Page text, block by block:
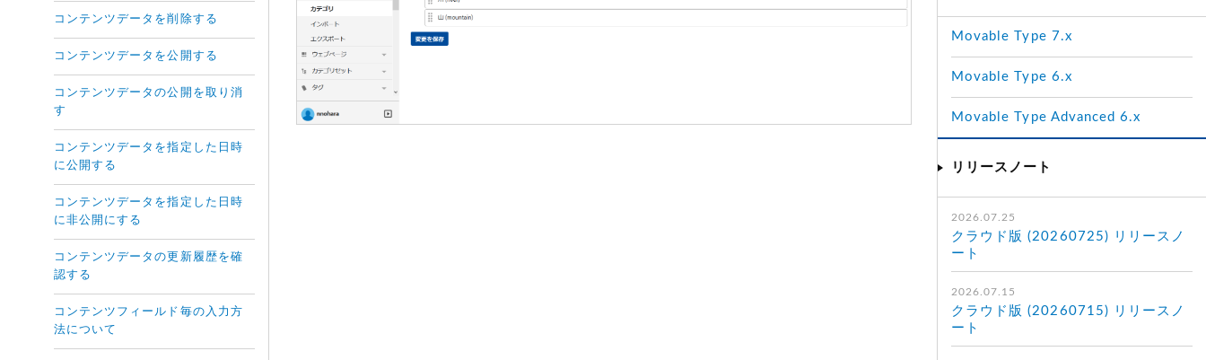
コンテンツデータを削除する
コンテンツデータを公開する
コンテンツデータの公開を取り消
す
コンテンツデータを指定した日時
に公開する
コンテンツデータを指定した日時
に非公開にする
コンテンツデータの更新履歴を確
認する
コンテンツフィールド毎の入力方
法について
Movable Type 7.x
Movable Type 6.x
Movable Type Advanced 6.x
リリースノート
2026.07.25
クラウド版 (20260725) リリースノ
ート
2026.07.15
クラウド版 (20260715) リリースノ
ート